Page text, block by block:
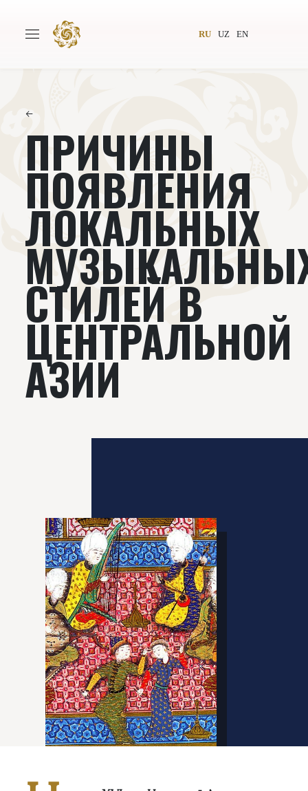
RU UZ EN
Всемирное общество
Проекты
Книги Видеолекторий
←
ПРИЧИНЫ
ПОЯВЛЕНИЯ
ЛОКАЛЬНЫХ
СТИЛЕЙ В
ЦЕНТРАЛЬНОЙ
АЗИИ